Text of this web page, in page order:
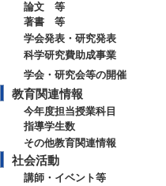
論文 等
著書 等
学会発表・研究発表
科学研究費助成事業
学会・研究会等の開催
教育関連情報
今年度担当授業科目
指導学生数
その他教育関連情報
社会活動
講師・イベント等